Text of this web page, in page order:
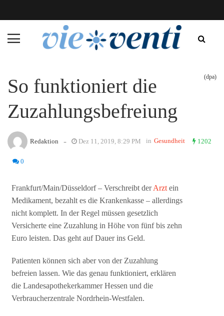
So funktioniert die
Zuzahlungsbefreiung
(dpa)
Redaktion - Dez 11, 2019, 8:29 PM in Gesundheit 1202
0
Frankfurt/Main/Düsseldorf – Verschreibt derArzt ein
Medikament, bezahlt es die Krankenkasse – allerdings
nicht komplett. In der Regel müssen gesetzlich
Versicherte eine Zuzahlung in Höhe von fünf bis zehn
Euro leisten. Das geht auf Dauer ins Geld.
Patienten können sich aber von der Zuzahlung
befreien lassen. Wie das genau funktioniert, erklären
die Landesapothekerkammer Hessen und die
Verbraucherzentrale Nordrhein-Westfalen.